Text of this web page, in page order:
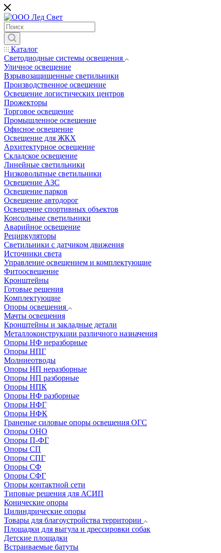
Каталог
Светодиодные системы освещения
Уличное освещение
Взрывозащищенные светильники
Производственное освещение
Освещение логистических центров
Прожекторы
Торговое освещение
Промышленное освещение
Офисное освещение
Освещение для ЖКХ
Архитектурное освещение
Складское освещение
Линейные светильники
Низковольтные светильники
Освещение АЗС
Освещение парков
Освещение автодорог
Освещение спортивных объектов
Консольные светильники
Аварийное освещение
Рециркуляторы
Светильники с датчиком движения
Источники света
Управление освещением и комплектующие
Фитоосвещение
Кронштейны
Готовые решения
Комплектующие
Опоры освещения
Мачты освещения
Кронштейны и закладные детали
Металлоконструкции различного назначения
Опоры НФ неразборные
Опоры НПГ
Молниеотводы
Опоры НП неразборные
Опоры НП разборные
Опоры НПК
Опоры НФ разборные
Опоры НФГ
Опоры НФК
Граненые силовые опоры освещения ОГС
Опоры ОНО
Опоры П-ФГ
Опоры СП
Опоры СПГ
Опоры СФ
Опоры СФГ
Опоры контактной сети
Типовые решения для АСИП
Конические опоры
Цилиндрические опоры
Товары для благоустройства территории
Площадки для выгула и дрессировки собак
Детские площадки
Встраиваемые батуты